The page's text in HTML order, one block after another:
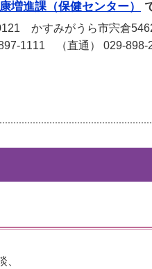
増進課（保健センター）
かすみがうら市宍倉
1111 （直通） 029-898-
、